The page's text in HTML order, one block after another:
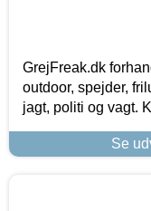
GrejFreak.dk
outdoor, spejder,
jagt, politi og vagt.
Se